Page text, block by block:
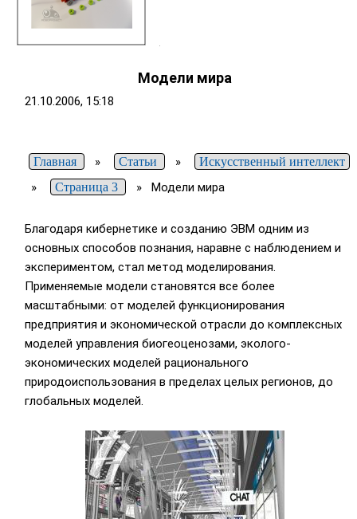
Модели мира
21.10.2006, 15:18
Главная » Статьи » Искусственный интеллект
» Страница 3 » Модели мира
Благодаря кибернетике и созданию ЭВМ одним из
основных способов познания, наравне с наблюдением и
экспериментом, стал метод моделирования.
Применяемые модели становятся все более
масштабными: от моделей функционирования
предприятия и экономической отрасли до комплексных
моделей управления биогеоценозами, эколого-
экономических моделей рационального
природоиспользования в пределах целых регионов, до
глобальных моделей.